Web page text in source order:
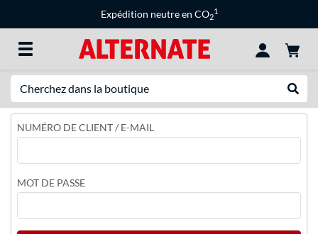
Expédition neutre en CO2
1
NUMÉRO DE CLIENT / E-MAIL
MOT DE PASSE